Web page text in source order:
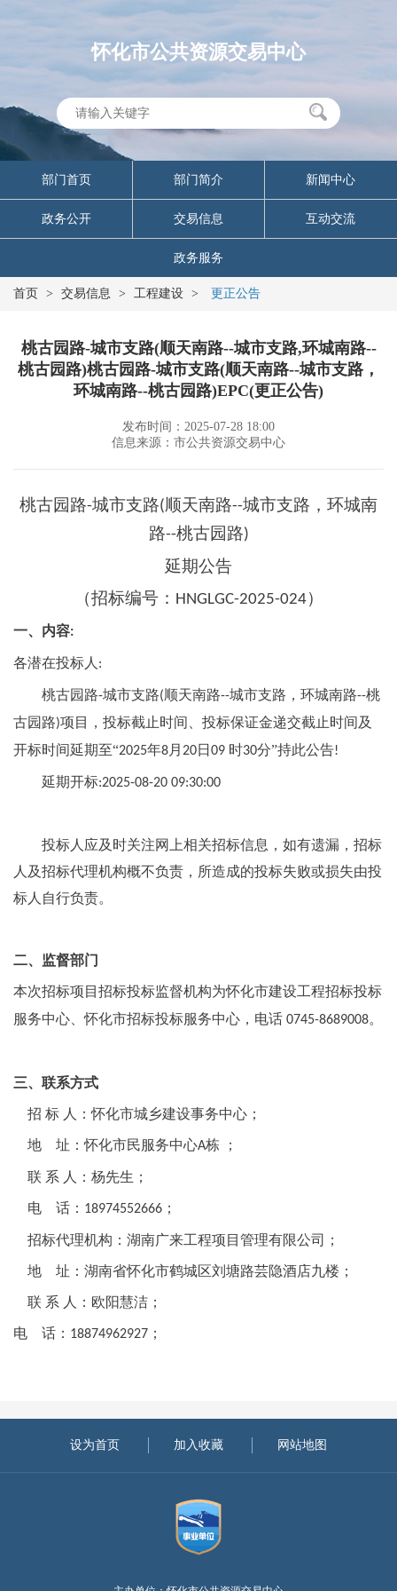
怀化市公共资源交易中心
部门首页 部门简介 新闻中心
政务公开 交易信息 互动交流
政务服务
首页 > 交易信息 > 工程建设 > 更正公告
桃古园路-城市支路(顺天南路--城市支路,环城南路--
桃古园路)桃古园路-城市支路(顺天南路--城市支路，
环城南路--桃古园路)EPC(更正公告)
发布时间：2025-07-28 18:00
信息来源：市公共资源交易中心
桃古园路-城市支路(顺天南路--城市支路，环城南
路--桃古园路)
延期公告
（招标编号： HNGLGC-2025-024）
一、内容:
各潜在投标人 :
桃古园路-城市支路(顺天南路--城市支路，环城南路--桃
古园路)项目，投标截止时间、投标保证金递交截止时间及
开标时间延期至“2025年8月 20日 09 时30分”持此公告!
延期开标:2025-08-20 09:30:00
投标人应及时关注网上相关招标信息，如有遗漏，招标
人及招标代理机构概不负责，所造成的投标失败或损失由投
标人自行负责。
二、 监督部门
本次招标项目招标投标监督机构为怀化市建设工程招标投标
服务中心、怀化市招标投标服务中心，电话 0745-8689008。
三、 联系方式
招 标 人：怀化市城乡建设事务中心；
地 址：怀化市民服务中心A栋 ；
联 系 人：杨先生；
电 话： 18974552666 ；
招标代理机构：湖南广来工程项目管理有限公司；
地 址：湖南省怀化市鹤城区刘塘路芸隐酒店九楼；
联 系 人：欧阳慧洁；
电 话： 18874962927 ；
设为首页 加入收藏 网站地图